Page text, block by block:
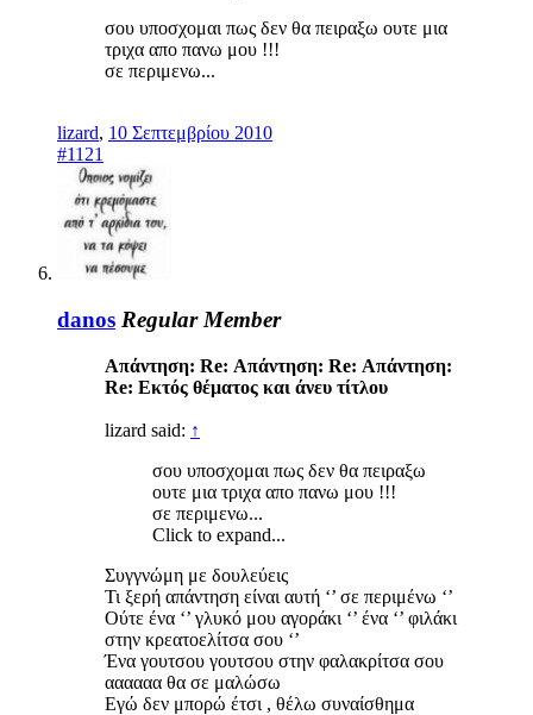
σου υποσχομαι πως δεν θα πειραξω ουτε μια
τριχα απο πανω μου !!!
σε περιμενω...
lizard, 10 Σεπτεμβρίου 2010
#1121
danos Regular Member
Απάντηση: Re: Απάντηση: Re: Απάντηση:
Re: Eκτός θέματος και άνευ τίτλου
lizard said: ↑
σου υποσχομαι πως δεν θα πειραξω
ουτε μια τριχα απο πανω μου !!!
σε περιμενω...
Click to expand...
Συγγνώμη με δουλεύεις
Τι ξερή απάντηση είναι αυτή ‘’ σε περιμένω ‘’
Ούτε ένα ‘’ γλυκό μου αγοράκι ‘’ ένα ‘’ φιλάκι
στην κρεατοελίτσα σου ‘’
Ένα γουτσου γουτσου στην φαλακρίτσα σου
αααααα θα σε μαλώσω
Εγώ δεν μπορώ έτσι , θέλω συναίσθημα